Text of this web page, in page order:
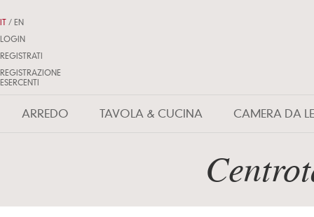
ARREDO TAVOLA & CUCINA CAMERA DA
IT / EN
LOGIN
REGISTRATI
REGISTRAZIONE
ESERCENTI